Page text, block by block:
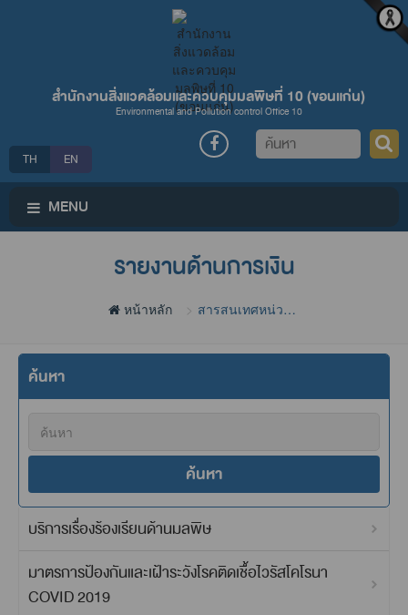
สำนักงานสิ่งแวดล้อมและควบคุมมลพิษที่ 10 (ขอนแก่น)
Environmental and Pollution control Office 10
TH EN
ค้นหา
MENU
รายงานด้านการเงิน
หน้าหลัก
สารสนเทศหน่วย
ค้นหา
ค้นหา
บริการเรื่องร้องเรียนด้านมลพิษ
มาตรการป้องกันและเฝ้าระวังโรคติดเชื้อไวรัสโคโรนา
COVID 2019